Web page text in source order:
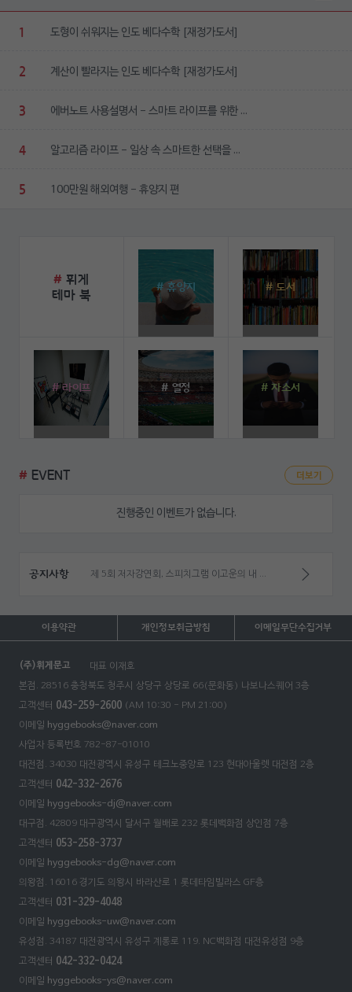
1 도형이 쉬워지는 인도 베다수학 [재정가도서]
2 계산이 빨라지는 인도 베다수학 [재정가도서]
3 에버노트 사용설명서 - 스마트 라이프를 위한 ...
4 알고리즘 라이프 - 일상 속 스마트한 선택을 ...
5 100만원 해외여행 - 휴양지 편
# 휘게
테마 북
# 휴양지 # 도서
# 라이프 # 열정 # 자소서
# EVENT 더보기
진행중인 이벤트가 없습니다.
공지사항 제 5회 저자강연회, 스피치그램 이고운의 내 삶을 바꾸는 '말의 체중조절'
이용약관 개인정보취급방침 이메일무단수집거부
(주)휘게문고
대표 이재호
본점. 28516 충청북도 청주시 상당구 상당로 66(문화동) 나보나스퀘어 3층
고객센터 043-259-2600 (AM 10:30 - PM 21:00)
이메일 hyggebooks@naver.com
사업자 등록번호 782-87-01010
대전점. 34030 대전광역시 유성구 테크노중앙로 123 현대아울렛 대전점 2층
고객센터 042-332-2676
이메일 hyggebooks-dj@naver.com
대구점. 42809 대구광역시 달서구 월배로 232 롯데백화점 상인점 7층
고객센터 053-258-3737
이메일 hyggebooks-dg@naver.com
의왕점. 16016 경기도 의왕시 바라산로 1 롯데타임빌라스 GF층
고객센터 031-329-4048
이메일 hyggebooks-uw@naver.com
유성점. 34187 대전광역시 유성구 계롱로 119. NC백화점 대전유성점 9층
고객센터 042-332-0424
이메일 hyggebooks-ys@naver.com